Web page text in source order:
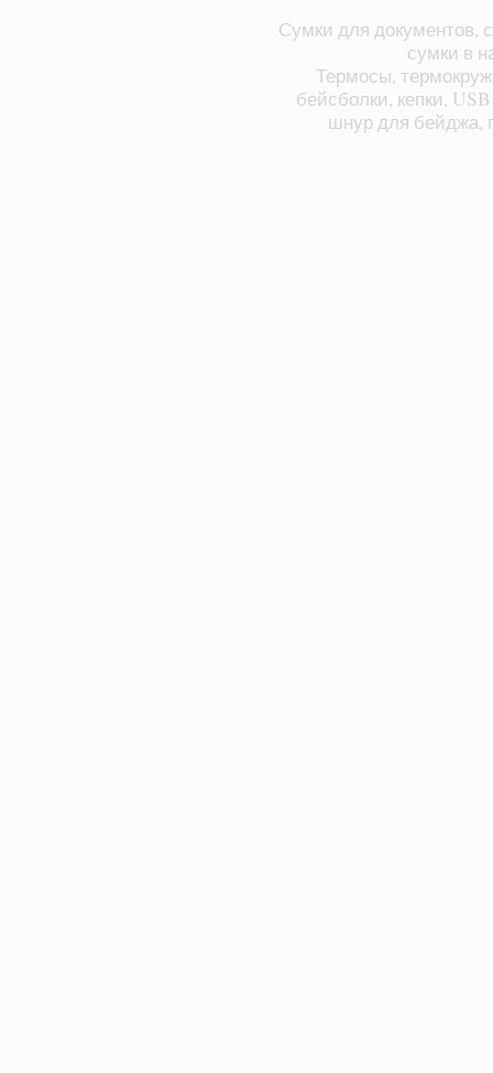
Сумки для документов,
сумки в
Термосы,
бейсболки, кепки,
шнур для бейджа,